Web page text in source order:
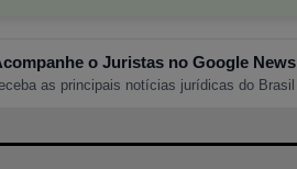
o Juristas no Google News
as principais notícias jurídicas do Brasil